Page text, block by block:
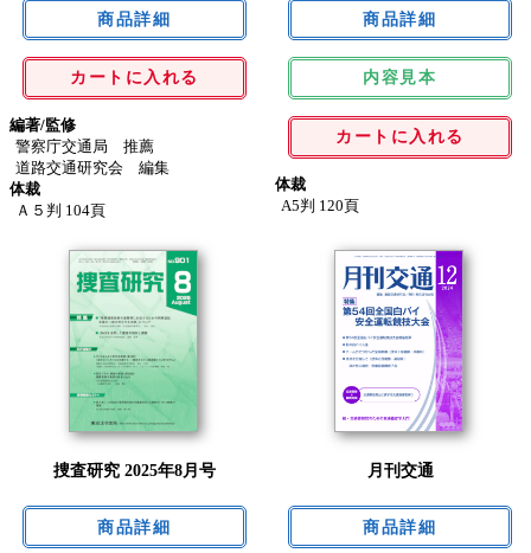
カートに入れる
編著/監修
警察庁交通局 推薦
道路交通研究会 編集
体裁
Ａ５判 104頁
内容見本
カートに入れる
体裁
A5判 120頁
捜査研究 2025年8月号 月刊交通